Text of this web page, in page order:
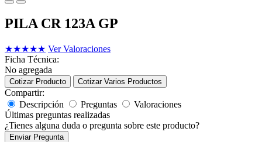
PILA CR 123A GP
★★★★★ Ver Valoraciones
Ficha Técnica:
No agregada
Cotizar Producto Cotizar Varios Productos
Compartir:
Descripción
Preguntas
Valoraciones
Últimas preguntas realizadas
¿Tienes alguna duda o pregunta sobre este producto?
Enviar Pregunta